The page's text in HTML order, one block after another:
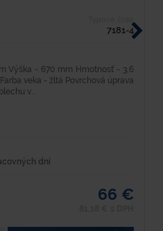
7181-4
Výška - 670 mm Hmotnosť - 3,6
veka - žltá Povrchová úprava
v...
dní
66 €